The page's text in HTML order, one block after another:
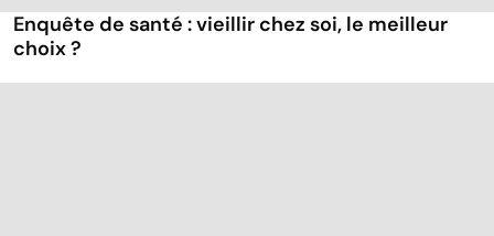
Enquête de santé : vieillir chez soi, le meilleur
choix ?